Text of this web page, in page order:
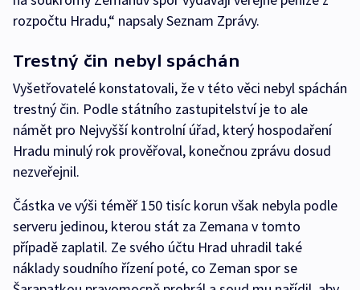
rozpočtu Hradu,“ napsaly Seznam Zprávy.
Trestný čin nebyl spáchán
Vyšetřovatelé konstatovali, že v této věci nebyl spáchán
trestný čin. Podle státního zastupitelství je to ale
námět pro Nejvyšší kontrolní úřad, který hospodaření
Hradu minulý rok prověřoval, konečnou zprávu dosud
nezveřejnil.
Částka ve výši téměř 150 tisíc korun však nebyla podle
serveru jedinou, kterou stát za Zemana v tomto
případě zaplatil. Ze svého účtu Hrad uhradil také
náklady soudního řízení poté, co Zeman spor se